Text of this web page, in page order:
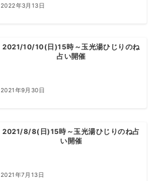
2022年3月13日
2021/10/10(日)15時～玉光湯ひじりのね
占い開催
2021年9月30日
2021/8/8(日)15時～玉光湯ひじりのね占
い開催
2021年7月13日